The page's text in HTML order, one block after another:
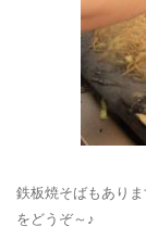
鉄板焼そばもあり
をどうぞ～♪